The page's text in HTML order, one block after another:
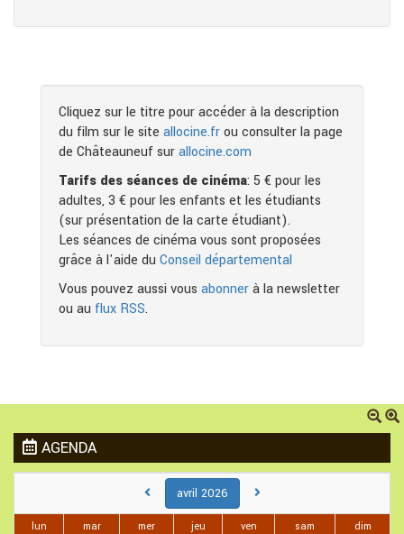
Cliquez sur le titre pour accéder à la description
du film sur le site allocine.frou consulter la page
de Châteauneuf surallocine.com
Tarifs des séances de cinéma: 5 € pour les
adultes, 3 € pour les enfants et les étudiants
(sur présentation de la carte étudiant).
Les séances de cinéma vous sont proposées
grâce à l'aide du Conseil départemental
Vous pouvez aussi vous abonnerà la newsletter
ou au flux RSS.
AGENDA
avril 2026
lun mar mer jeu ven sam dim